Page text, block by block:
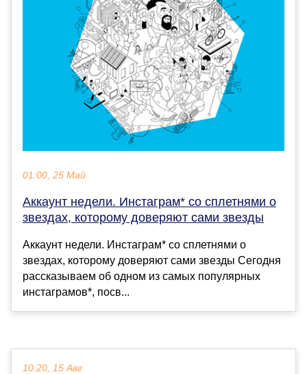
01:00, 25 Май
Аккаунт недели. Инстаграм* со сплетнями о
звездах, которому доверяют сами звезды
Аккаунт недели. Инстаграм* со сплетнями о
звездах, которому доверяют сами звезды Сегодня
рассказываем об одном из самых популярных
инстаграмов*, посв...
10:20, 15 Авг